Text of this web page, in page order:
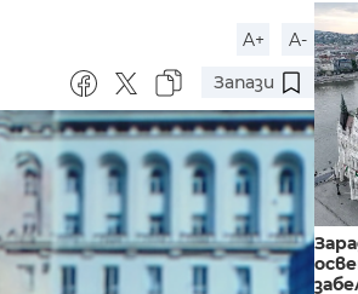
A+
A-
Запази